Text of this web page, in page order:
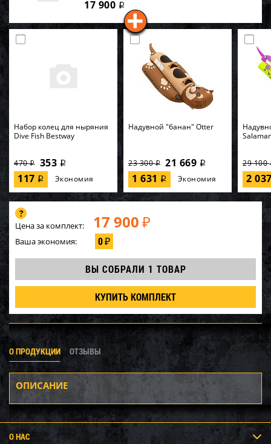
17 900 i
Набор колец для ныряния
Dive Fish Bestway
470i 353 i
117 i Экономия
Надувной "банан" Otter
23 300i 21 669 i
1 631 i Экономия
29 100
2
Цена за комплект: 17 900 ₽
Ваша экономия: 0₽
ВЫ СОБРАЛИ 1 ТОВАР
КУПИТЬ КОМПЛЕКТ
О ПРОДУКЦИИ ОТЗЫВЫ
ОПИСАНИЕ
О НАС